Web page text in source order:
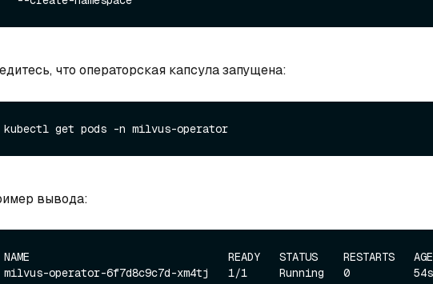
что операторская капсула запущена:
вывода:
NAME                               READY   STATUS    RESTARTS   AGE